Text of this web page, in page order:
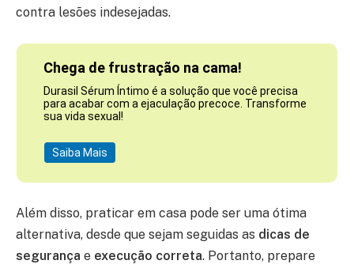
contra lesões indesejadas.
Chega de frustração na cama!
Durasil Sérum Íntimo é a solução que você precisa
para acabar com a ejaculação precoce. Transforme
sua vida sexual!
Saiba Mais
Além disso, praticar em casa pode ser uma ótima
alternativa, desde que sejam seguidas as dicas de
segurança e execução correta. Portanto, prepare